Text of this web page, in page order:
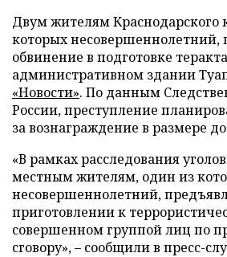
Двум жителям Краснодарского
которых несовершеннолетний,
обвинение в подготовке
административном здании
«Новости». По данным
России, преступление
за вознаграждение в размере
«В рамках расследования
местным жителям, один из
несовершеннолетний,
приготовлении к
совершенном группой лиц по
сговору», – сообщили в пресс-